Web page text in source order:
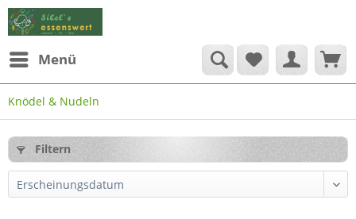
Menü
Knödel & Nudeln
Filtern